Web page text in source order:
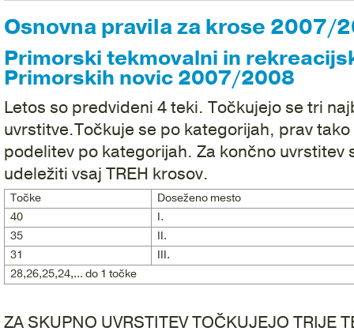
Osnovna pravila za krose 2007/
Primorski tekmovalni in
Primorskih novic 2007/2008
Letos so predvideni 4 teki. Točkujejo se tri
uvrstitve.Točkuje se po kategorijah, prav
podelitev po kategorijah. Za končno uvrstitev
udeležiti vsaj TREH krosov.
Točke
Doseženo mesto
40
I.
35
II.
31
III.
28,26,25,24,... do 1 točke
ZA SKUPNO UVRSTITEV TOČKUJEJO TRIJE